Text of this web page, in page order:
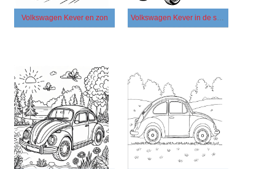
Volkswagen Kever en zon